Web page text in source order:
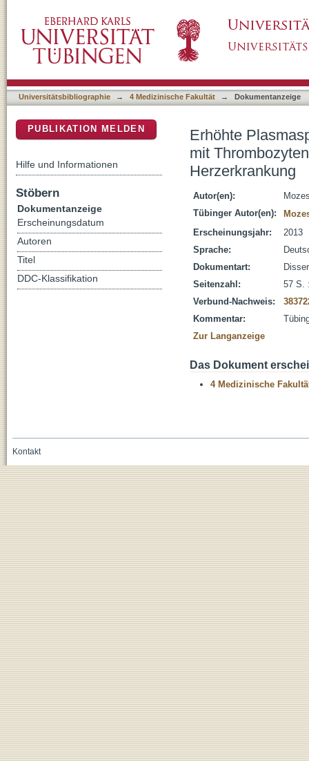
Thrombozytenaktivierung bei Patienten mit
Universitätsbibliographie → 4 Medizinische Fakultät → Dokumentanzeige
Erhöhte
mit
Herzerkrankung
Autor(en):
Tübinger Autor(en):
Erscheinungsjahr:
2013
Sprache:
Dokumentart:
Seitenzahl:
57 S.
Verbund-Nachweis:
Kommentar:
Zur Langanzeige
Das Dokument
4 Medizinische
PUBLIKATION MELDEN
Hilfe und Informationen
Stöbern
Dokumentanzeige
Erscheinungsdatum
Autoren
Titel
DDC-Klassifikation
Kontakt